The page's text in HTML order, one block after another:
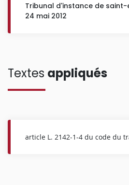
Tribunal d'instance de saint-
24 mai 2012
Textes appliqués
article L. 2142-1-4 du code du